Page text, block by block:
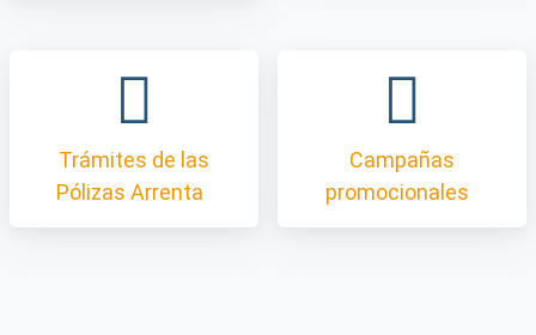
Trámites de las
Pólizas Arrenta
Campañas
promocionales